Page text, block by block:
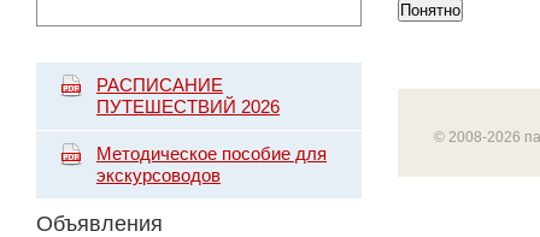
РАСПИСАНИЕ
ПУТЕШЕСТВИЙ 2026
Методическое пособие для
экскурсоводов
Объявления
Понятно
© 2008-2026